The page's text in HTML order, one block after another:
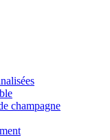
champagne